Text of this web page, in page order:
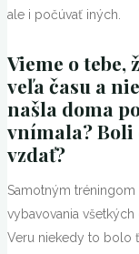
ale i počúvať iných.
Vieme o tebe,
veľa času a
našla doma
vnímala? Boli
vzdať?
Samotným
vybavovania
Veru niekedy to bolo